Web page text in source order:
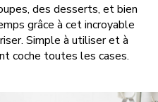
des desserts, et bien
grâce à cet incroyable
Simple à utiliser et à
coche toutes les cases.